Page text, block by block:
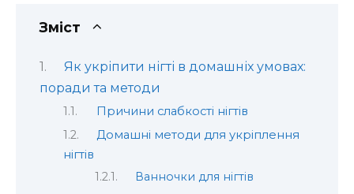
Зміст
Як укріпити нігті в домашніх умовах:
поради та методи
Причини слабкості нігтів
Домашні методи для укріплення
нігтів
Ванночки для нігтів